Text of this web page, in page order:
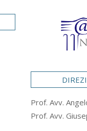
Prof. Avv.
Prof. Avv.